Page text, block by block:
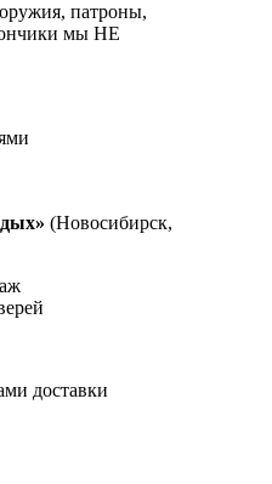
патроны,
мы НЕ
(Новосибирск,
доставки